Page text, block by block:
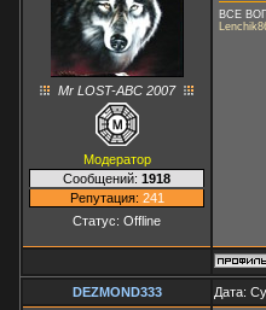
Mr LOST-ABC 2007
Модератор
Сообщений: 1918
Репутация: 241
Статус: Offline
ВСЕ
DEZMOND333 Дата: